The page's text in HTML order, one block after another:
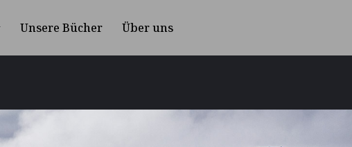
Unsere Bücher Über uns